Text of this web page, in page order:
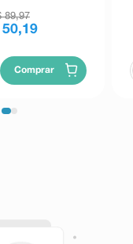
89,97
50,19
Comprar